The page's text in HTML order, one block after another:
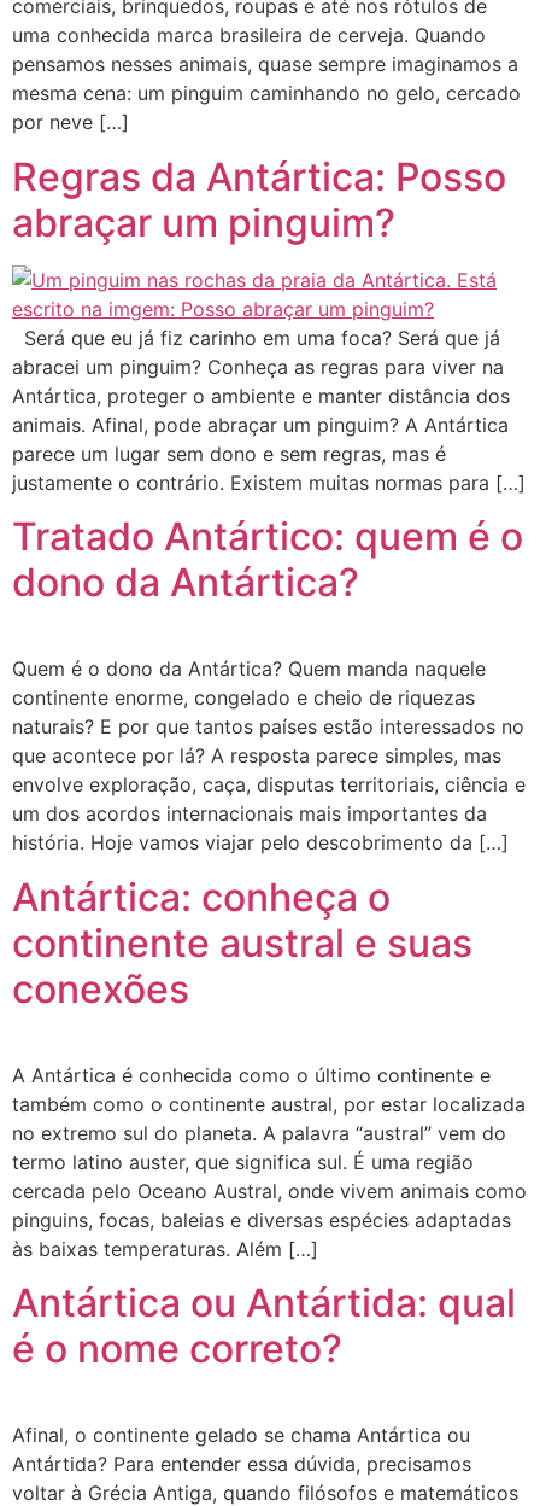
comerciais, brinquedos, roupas e até nos rótulos de
uma conhecida marca brasileira de cerveja. Quando
pensamos nesses animais, quase sempre imaginamos a
mesma cena: um pinguim caminhando no gelo, cercado
por neve […]
Regras da Antártica: Posso
abraçar um pinguim?
Será que eu já fiz carinho em uma foca? Será que já
abracei um pinguim? Conheça as regras para viver na
Antártica, proteger o ambiente e manter distância dos
animais. Afinal, pode abraçar um pinguim? A Antártica
parece um lugar sem dono e sem regras, mas é
justamente o contrário. Existem muitas normas para […]
Tratado Antártico: quem é o
dono da Antártica?
Quem é o dono da Antártica? Quem manda naquele
continente enorme, congelado e cheio de riquezas
naturais? E por que tantos países estão interessados no
que acontece por lá? A resposta parece simples, mas
envolve exploração, caça, disputas territoriais, ciência e
um dos acordos internacionais mais importantes da
história. Hoje vamos viajar pelo descobrimento da […]
Antártica: conheça o
continente austral e suas
conexões
A Antártica é conhecida como o último continente e
também como o continente austral, por estar localizada
no extremo sul do planeta. A palavra “austral” vem do
termo latino auster, que significa sul. É uma região
cercada pelo Oceano Austral, onde vivem animais como
pinguins, focas, baleias e diversas espécies adaptadas
às baixas temperaturas. Além […]
Antártica ou Antártida: qual
é o nome correto?
Afinal, o continente gelado se chama Antártica ou
Antártida? Para entender essa dúvida, precisamos
voltar à Grécia Antiga, quando filósofos e matemáticos